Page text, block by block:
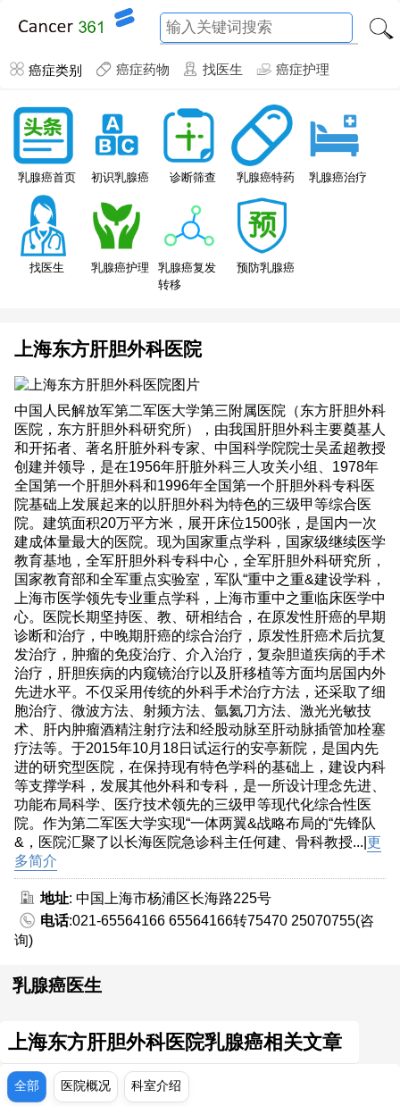
癌症类别 癌症药物 找医生 癌症护理
乳腺癌首页 初识乳腺癌 诊断筛查 乳腺癌特药 乳腺癌治疗
找医生 乳腺癌护理
乳腺癌复发
转移
预防乳腺癌
上海东方肝胆外科医院
中国人民解放军第二军医大学第三附属医院（东方肝胆外科
医院，东方肝胆外科研究所），由我国肝胆外科主要奠基人
和开拓者、著名肝脏外科专家、中国科学院院士吴孟超教授
创建并领导，是在1956年肝脏外科三人攻关小组、1978年
全国第一个肝胆外科和1996年全国第一个肝胆外科专科医
院基础上发展起来的以肝胆外科为特色的三级甲等综合医
院。建筑面积20万平方米，展开床位1500张，是国内一次
建成体量最大的医院。现为国家重点学科，国家级继续医学
教育基地，全军肝胆外科专科中心，全军肝胆外科研究所，
国家教育部和全军重点实验室，军队“重中之重&建设学科，
上海市医学领先专业重点学科，上海市重中之重临床医学中
心。医院长期坚持医、教、研相结合，在原发性肝癌的早期
诊断和治疗，中晚期肝癌的综合治疗，原发性肝癌术后抗复
发治疗，肿瘤的免疫治疗、介入治疗，复杂胆道疾病的手术
治疗，肝胆疾病的内窥镜治疗以及肝移植等方面均居国内外
先进水平。不仅采用传统的外科手术治疗方法，还采取了细
胞治疗、微波方法、射频方法、氩氦刀方法、激光光敏技
术、肝内肿瘤酒精注射疗法和经股动脉至肝动脉插管加栓塞
疗法等。于2015年10月18日试运行的安亭新院，是国内先
进的研究型医院，在保持现有特色学科的基础上，建设内科
等支撑学科，发展其他外科和专科，是一所设计理念先进、
功能布局科学、医疗技术领先的三级甲等现代化综合性医
院。作为第二军医大学实现“一体两翼&战略布局的“先锋队
&，医院汇聚了以长海医院急诊科主任何建、骨科教授...| 更
多简介
地址: 中国上海市杨浦区长海路225号
电话:021-65564166 65564166转75470 25070755(咨
询)
乳腺癌医生
上海东方肝胆外科医院乳腺癌相关文章
全部 医院概况 科室介绍